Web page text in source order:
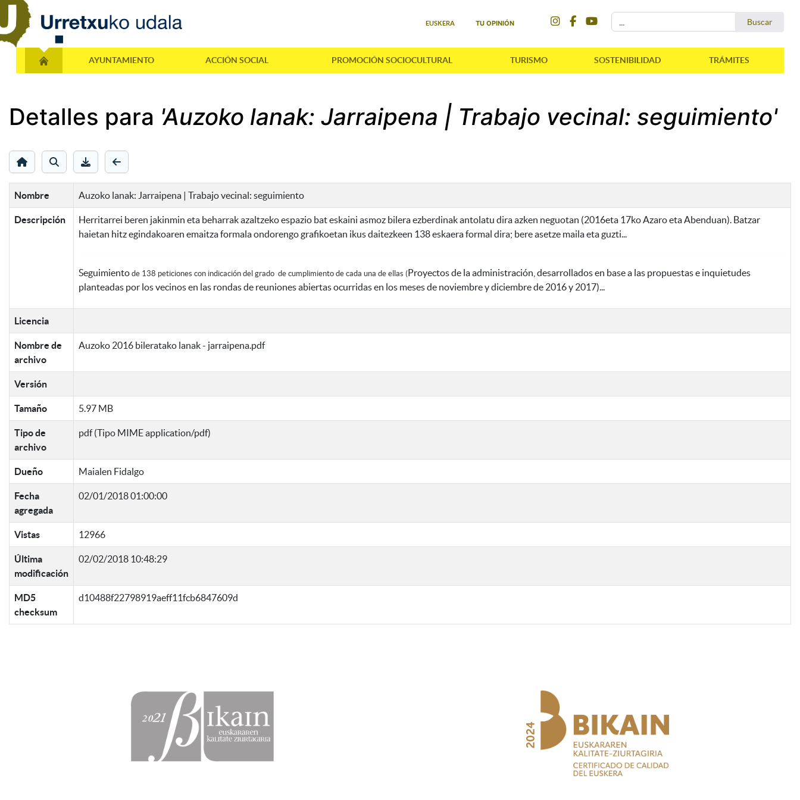
EUSKERA TU OPINIÓN Buscar
AYUNTAMIENTO ACCIÓN SOCIAL PROMOCIÓN SOCIOCULTURAL TURISMO SOSTENIBILIDAD TRÁMITES
Detalles para 'Auzoko lanak: Jarraipena | Trabajo vecinal: seguimiento'
Nombre Auzoko lanak: Jarraipena | Trabajo vecinal: seguimiento
Descripción
Herritarrei beren jakinmin eta beharrak azaltzeko espazio bat eskaini asmoz bilera ezberdinak antolatu dira azken neguotan (2016eta 17ko Azaro eta Abenduan). Batzar
haietan hitz egindakoaren emaitza formala ondorengo grafikoetan ikus daitezkeen 138 eskaera formal dira; bere asetze maila eta guzti...
Seguimiento de 138 peticiones con indicación del grado de cumplimiento de cada una de ellas (Proyectos de la administración, desarrollados en base a las propuestas e inquietudes
planteadas por los vecinos en las rondas de reuniones abiertas ocurridas en los meses de noviembre y diciembre de 2016 y 2017)...
Licencia
Nombre de
archivo
Auzoko 2016 bileratako lanak - jarraipena.pdf
Versión
Tamaño 5.97 MB
Tipo de
archivo
pdf (Tipo MIME application/pdf)
Dueño Maialen Fidalgo
Fecha
agregada
02/01/2018 01:00:00
Vistas 12966
Última
modificación
02/02/2018 10:48:29
MD5
checksum
d10488f22798919aeff11fcb6847609d